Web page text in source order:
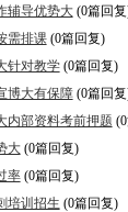
辅导优势大(0篇回
需排课(0篇回复)
针对教学(0篇回复)
博大有保障(0篇回
内部资料考前押题
大(0篇回复)
率(0篇回复)
培训招生 (0篇回复)